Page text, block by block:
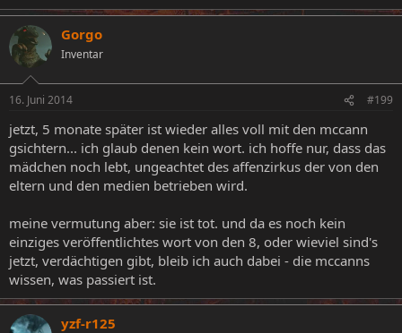
Gorgo
Inventar
16. Juni 2014 #199
jetzt, 5 monate später ist wieder alles voll mit den mccann
gsichtern... ich glaub denen kein wort. ich hoffe nur, dass das
mädchen noch lebt, ungeachtet des affenzirkus der von den
eltern und den medien betrieben wird.
meine vermutung aber: sie ist tot. und da es noch kein
einziges veröffentlichtes wort von den 8, oder wieviel sind's
jetzt, verdächtigen gibt, bleib ich auch dabei - die mccanns
wissen, was passiert ist.
yzf-r125